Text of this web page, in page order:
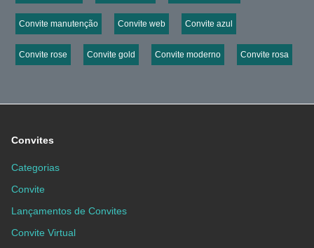
Convite manutenção Convite web Convite azul
Convite rose Convite gold Convite moderno Convite rosa
Convites
Categorias
Convite
Lançamentos de Convites
Convite Virtual